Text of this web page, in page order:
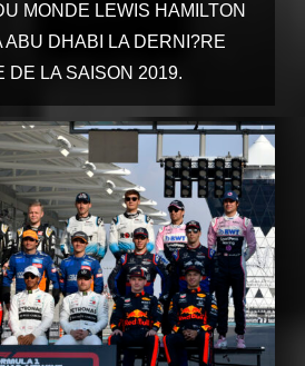
MONDE LEWIS HAMILTON
ABU DHABI LA DERNI?RE
DE LA SAISON 2019.